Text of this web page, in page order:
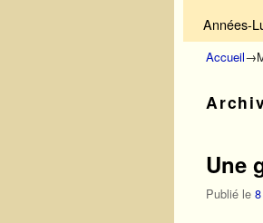
Années-
Accueil
Une
Publié le